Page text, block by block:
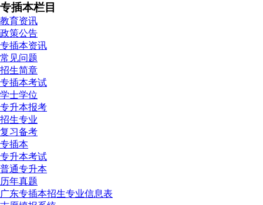
专插本栏目
教育资讯
政策公告
专插本资讯
常见问题
招生简章
专插本考试
学士学位
专升本报考
招生专业
复习备考
专插本
专升本考试
普通专升本
历年真题
广东专插本招生专业信息表